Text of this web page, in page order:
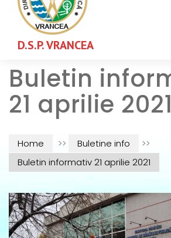
D.S.P. VRANCEA
Buletin
21 aprilie 2021
Home >> Buletine info
>>
Buletin informativ 21 aprilie 2021